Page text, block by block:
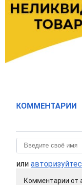
КОММЕНТАРИИ
или
Комментарии от